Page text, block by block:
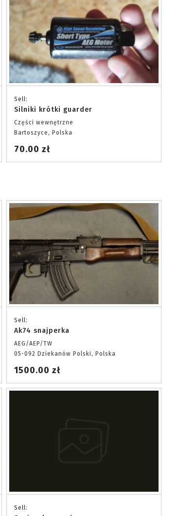
Sell:
Silniki krótki guarder
Części wewnętrzne
Bartoszyce, Polska
70.00 zł
Sell:
Ak74 snajperka
AEG/AEP/TW
05-092 Dziekanów Polski, Polska
1500.00 zł
Sell: